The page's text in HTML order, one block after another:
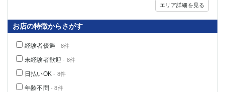
エリア詳細を見る
お店の特徴からさがす
経験者優遇 - 8件
未経験者歓迎 - 8件
日払いOK - 8件
年齢不問 - 8件